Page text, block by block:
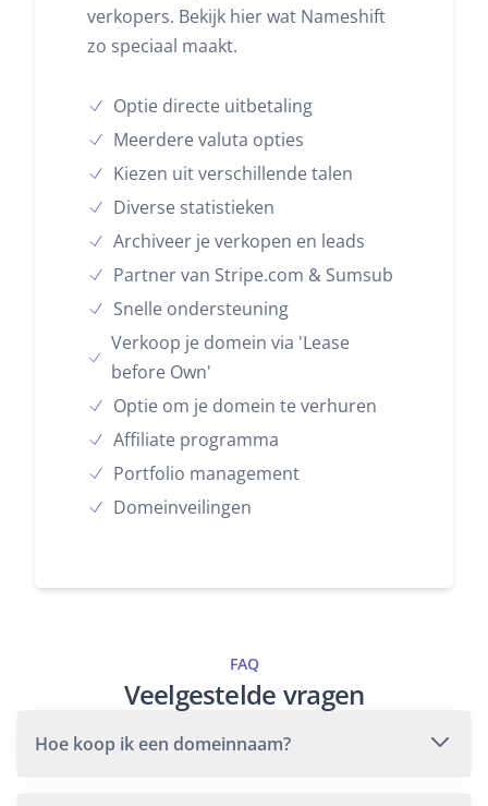
verkopers. Bekijk hier wat Nameshift
zo speciaal maakt.
Optie directe uitbetaling
Meerdere valuta opties
Kiezen uit verschillende talen
Diverse statistieken
Archiveer je verkopen en leads
Partner van Stripe.com & Sumsub
Snelle ondersteuning
Verkoop je domein via 'Lease
before Own'
Optie om je domein te verhuren
Affiliate programma
Portfolio management
Domeinveilingen
FAQ
Veelgestelde vragen
Hoe koop ik een domeinnaam?